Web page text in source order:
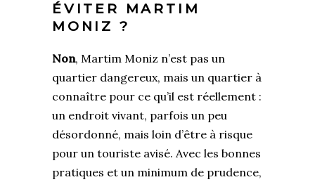
ÉVITER MARTIM
MONIZ ?
Non, Martim Moniz n’est pas un
quartier dangereux, mais un quartier à
connaître pour ce qu’il est réellement :
un endroit vivant, parfois un peu
désordonné, mais loin d’être à risque
pour un touriste avisé. Avec les bonnes
pratiques et un minimum de prudence,